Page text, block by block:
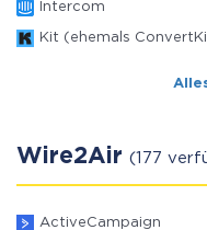
Intercom
Kit (ehemals
Wire2Air (177
ActiveCampaign